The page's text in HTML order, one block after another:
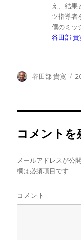
え、結果
ツ指導者
僕のミッ
谷田部
投
谷田部 貴寛
投
コメントを
メールアドレスが公
欄は必須項目です
コメント